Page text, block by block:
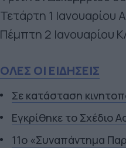
Τετάρτη 1 Ιανουαρίου
Πέμπτη 2 Ιανουαρίου
ΟΛΕΣ ΟΙ ΕΙΔΗΣΕΙΣ
Σε κατάσταση
Εγκρίθηκε το Σχέδιο
11ο «Συναπάντημα